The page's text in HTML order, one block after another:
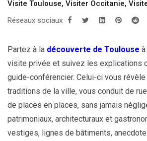
Visite Toulouse, Visiter Occitanie,
Réseaux sociaux
Partez à la découverte de Toulouse à
visite privée et suivez les explications
guide-conférencier. Celui-ci vous
traditions de la ville, vous conduit de
de places en places, sans jamais
patrimoniaux, architecturaux et
vestiges, lignes de bâtiments,